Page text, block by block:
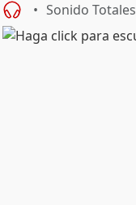
Sonido Totales